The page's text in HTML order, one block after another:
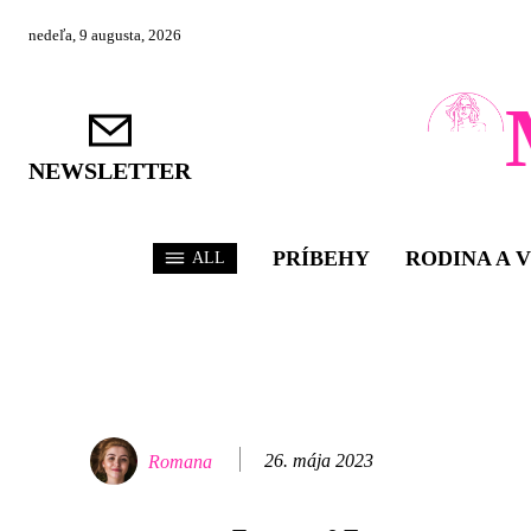
nedeľa, 9 augusta, 2026
NEWSLETTER
ALL PRÍBEHY RODINA A
Romana 26. mája 2023